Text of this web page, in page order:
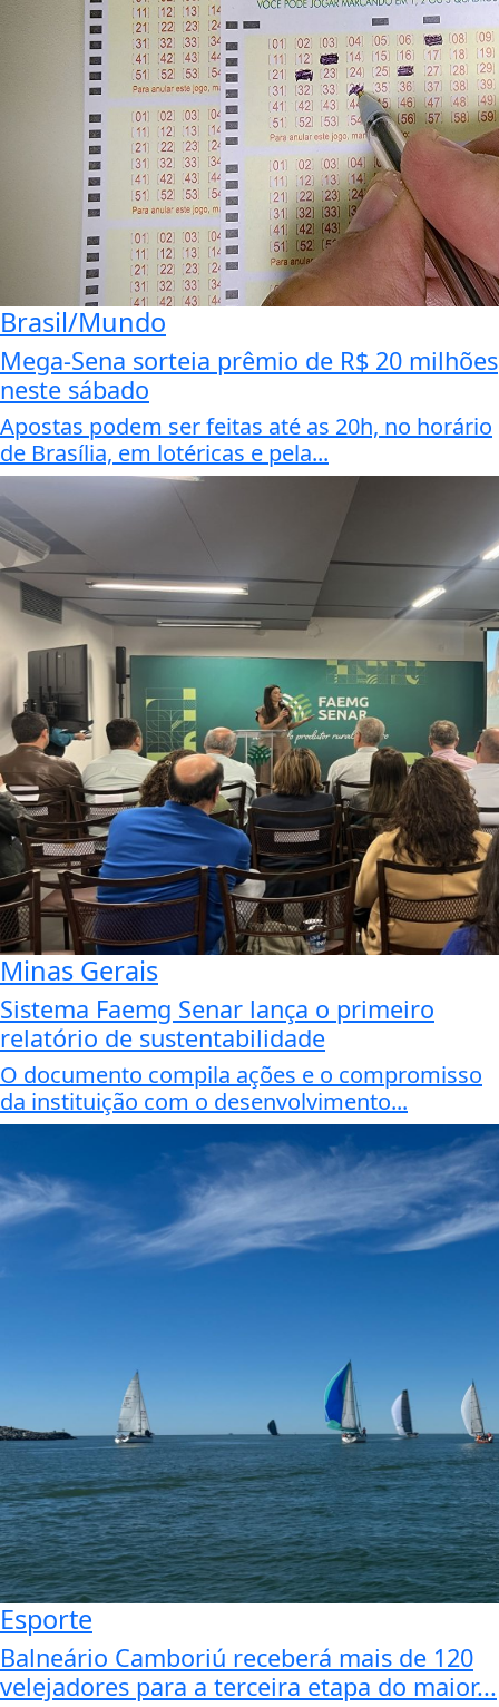
Brasil/Mundo
Mega-Sena sorteia prêmio de R$ 20 milhões
neste sábado
Apostas podem ser feitas até as 20h, no horário
de Brasília, em lotéricas e pela...
Minas Gerais
Sistema Faemg Senar lança o primeiro
relatório de sustentabilidade
O documento compila ações e o compromisso
da instituição com o desenvolvimento...
Esporte
Balneário Camboriú receberá mais de 120
velejadores para a terceira etapa do maior...